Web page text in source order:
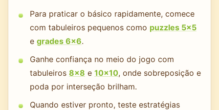
Para praticar o básico rapidamente, comece
com tabuleiros pequenos como puzzles 5×5
e grades 6×6.
Ganhe confiança no meio do jogo com
tabuleiros 8x8 e 10x10, onde sobreposição e
poda por interseção brilham.
Quando estiver pronto, teste estratégias